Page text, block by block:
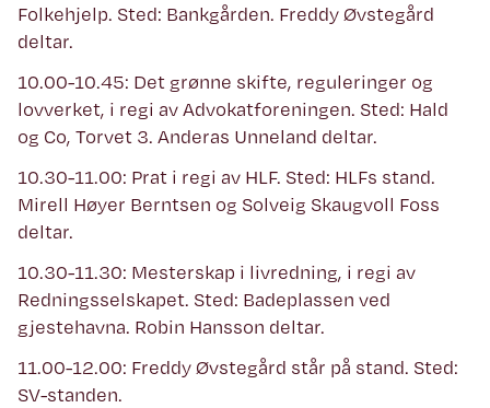
Folkehjelp. Sted: Bankgården. Freddy Øvstegård
deltar.
10.00-10.45: Det grønne skifte, reguleringer og
lovverket, i regi av Advokatforeningen. Sted: Hald
og Co, Torvet 3. Anderas Unneland deltar.
10.30-11.00: Prat i regi av HLF. Sted: HLFs stand.
Mirell Høyer Berntsen og Solveig Skaugvoll Foss
deltar.
10.30-11.30: Mesterskap i livredning, i regi av
Redningsselskapet. Sted: Badeplassen ved
gjestehavna. Robin Hansson deltar.
11.00-12.00: Freddy Øvstegård står på stand. Sted:
SV-standen.